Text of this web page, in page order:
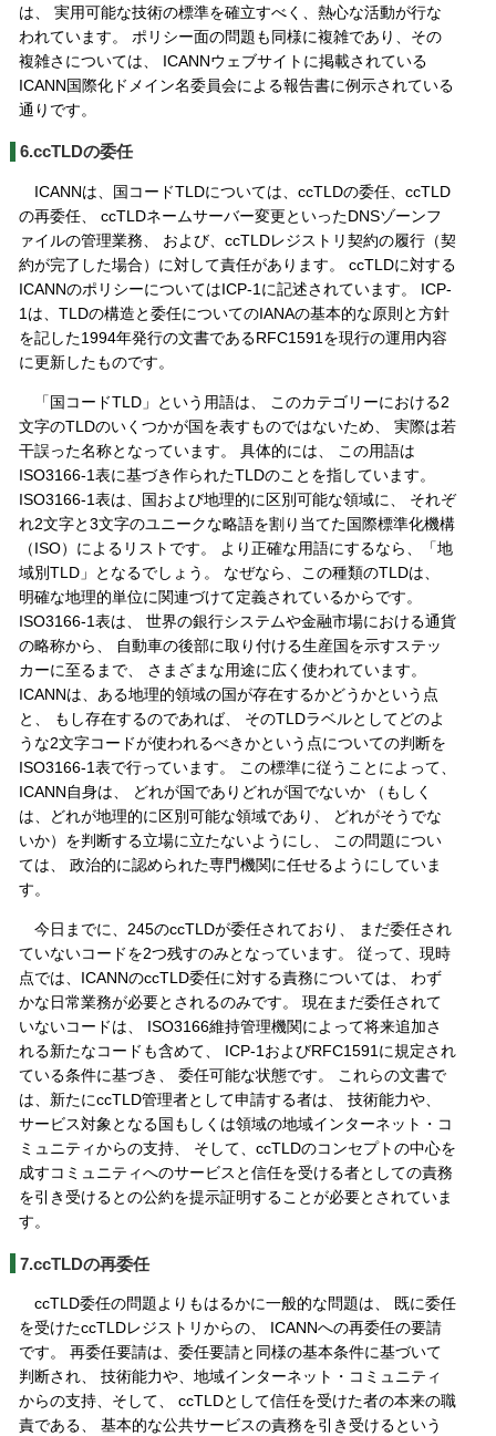
は、 実用可能な技術の標準を確立すべく、熱心な活動が行な
われています。 ポリシー面の問題も同様に複雑であり、その
複雑さについては、 ICANNウェブサイトに掲載されている
ICANN国際化ドメイン名委員会による報告書に例示されている
通りです。
6.ccTLDの委任
ICANNは、国コードTLDについては、ccTLDの委任、ccTLD
の再委任、 ccTLDネームサーバー変更といったDNSゾーンフ
ァイルの管理業務、 および、ccTLDレジストリ契約の履行（契
約が完了した場合）に対して責任があります。 ccTLDに対する
ICANNのポリシーについてはICP-1に記述されています。 ICP-
1は、TLDの構造と委任についてのIANAの基本的な原則と方針
を記した1994年発行の文書であるRFC1591を現行の運用内容
に更新したものです。
「国コードTLD」という用語は、 このカテゴリーにおける2
文字のTLDのいくつかが国を表すものではないため、 実際は若
干誤った名称となっています。 具体的には、 この用語は
ISO3166-1表に基づき作られたTLDのことを指しています。
ISO3166-1表は、国および地理的に区別可能な領域に、 それぞ
れ2文字と3文字のユニークな略語を割り当てた国際標準化機構
（ISO）によるリストです。 より正確な用語にするなら、「地
域別TLD」となるでしょう。 なぜなら、この種類のTLDは、
明確な地理的単位に関連づけて定義されているからです。
ISO3166-1表は、 世界の銀行システムや金融市場における通貨
の略称から、 自動車の後部に取り付ける生産国を示すステッ
カーに至るまで、 さまざまな用途に広く使われています。
ICANNは、ある地理的領域の国が存在するかどうかという点
と、 もし存在するのであれば、 そのTLDラベルとしてどのよ
うな2文字コードが使われるべきかという点についての判断を
ISO3166-1表で行っています。 この標準に従うことによって、
ICANN自身は、 どれが国でありどれが国でないか （もしく
は、どれが地理的に区別可能な領域であり、 どれがそうでな
いか）を判断する立場に立たないようにし、 この問題につい
ては、 政治的に認められた専門機関に任せるようにしていま
す。
今日までに、245のccTLDが委任されており、 まだ委任され
ていないコードを2つ残すのみとなっています。 従って、現時
点では、ICANNのccTLD委任に対する責務については、 わず
かな日常業務が必要とされるのみです。 現在まだ委任されて
いないコードは、 ISO3166維持管理機関によって将来追加さ
れる新たなコードも含めて、 ICP-1およびRFC1591に規定され
ている条件に基づき、 委任可能な状態です。 これらの文書で
は、新たにccTLD管理者として申請する者は、 技術能力や、
サービス対象となる国もしくは領域の地域インターネット・コ
ミュニティからの支持、 そして、ccTLDのコンセプトの中心を
成すコミュニティへのサービスと信任を受ける者としての責務
を引き受けるとの公約を提示証明することが必要とされていま
す。
7.ccTLDの再委任
ccTLD委任の問題よりもはるかに一般的な問題は、 既に委任
を受けたccTLDレジストリからの、 ICANNへの再委任の要請
です。 再委任要請は、委任要請と同様の基本条件に基づいて
判断され、 技術能力や、地域インターネット・コミュニティ
からの支持、そして、 ccTLDとして信任を受けた者の本来の職
責である、 基本的な公共サービスの責務を引き受けるという